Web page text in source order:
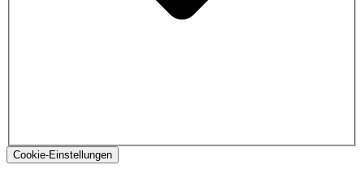
Cookie-Einstellungen